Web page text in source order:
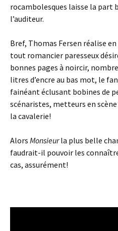
rocambolesques laisse la part
l’auditeur.
Bref, Thomas Fersen réalise
tout romancier paresseux
bonnes pages à noircir,
litres d’encre au bas mot, le
fainéant éclusant bobines de
scénaristes, metteurs en
la cavalerie!
Alors Monsieurla plus belle
faudrait-il pouvoir les
cas, assurément!